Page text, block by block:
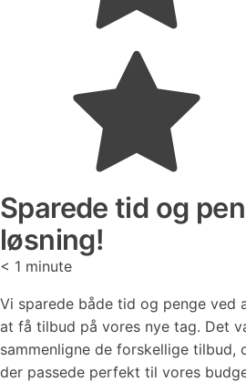
Sparede tid og
løsning!
< 1 minute
Vi sparede både tid og penge ved
at få tilbud på vores nye tag. Det
sammenligne de forskellige tilbud,
der passede perfekt til vores